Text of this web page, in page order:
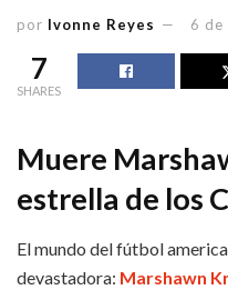
por Ivonne Reyes 6 de
7
SHARES
Muere
estrella de los
El mundo del fútbol
devastadora: Marshawn